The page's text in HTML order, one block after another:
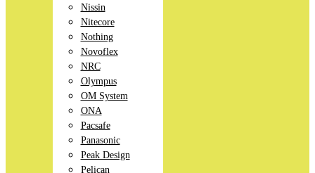
Nissin
Nitecore
Nothing
Novoflex
NRC
Olympus
OM System
ONA
Pacsafe
Panasonic
Peak Design
Pelican